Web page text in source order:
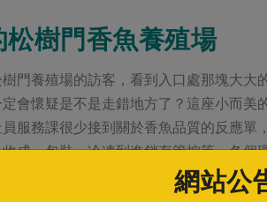
松樹門香魚養殖場
門養殖場的訪客，看到入口處那塊大
定會懷疑是不是走錯地方了？這座小而
服務課很少接到關於香魚品質的反應
成、包裝、冷凍到進銷存管控等，各個
網站公